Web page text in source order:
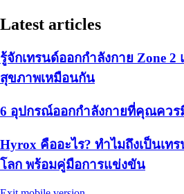
Latest articles
รู้จักเทรนด์ออกกำลังกาย Zone 2
สุขภาพเหมือนกัน
6 อุปกรณ์ออกกำลังกายที่คุณคว
Hyrox คืออะไร? ทำไมถึงเป็นเท
โลก พร้อมคู่มือการแข่งขัน